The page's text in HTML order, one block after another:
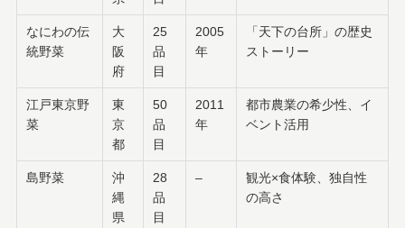
なにわの伝
統野菜
大
阪
府
25
品
目
2005
年
「天下の台所」の歴史
ストーリー
江戸東京野
菜
東
京
都
50
品
目
2011
年
都市農業の希少性、イ
ベント活用
島野菜
沖
縄
県
28
品
目
–
観光×食体験、独自性
の高さ